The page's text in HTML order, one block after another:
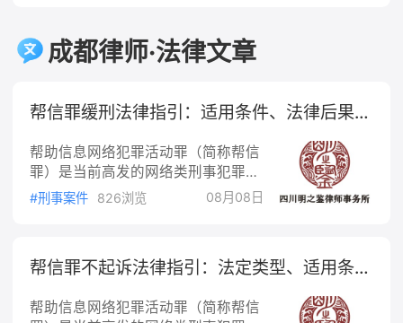
情节的，处三年以上十年以下有期徒刑，并处罚
金；数额特别巨大或者有其他特别严重情节的，处
刀威胁他人的行为导致被害人受到精神损害或者财
任。
成都律师·法律文章
帮信罪缓刑法律指引：适用条件、法律后果与法律依据
帮助信息网络犯罪活动罪（简称帮信
罪）是当前高发的网络类刑事犯罪，
缓刑是该类案件中常见的量刑诉求。
《中华人民共和国刑法》第七十二条
期徒刑的犯罪分子，同时符合下列条
#刑事案件 826浏览 08月08日
帮信罪不起诉法律指引：法定类型、适用条件与法律依据
帮助信息网络犯罪活动罪（简称帮信